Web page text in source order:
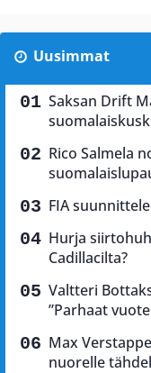
Uusimmat
Saksan Drift
Rico Salmela
FIA
Hurja
Cadillacilta?
Valtteri
”Parhaat
Max
nuorelle